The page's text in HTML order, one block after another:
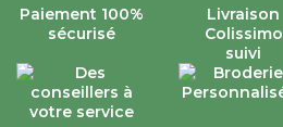
Paiement 100%
sécurisé
Livraison
Colissimo
suivi